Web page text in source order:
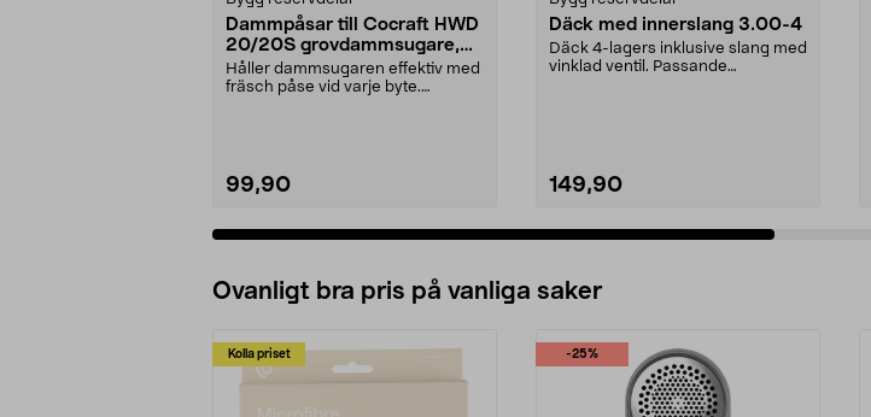
Dammpåsar till Cocraft HWD
20/20S grovdammsugare,
5-pack
Håller dammsugaren effektiv med
fräsch påse vid varje byte.
99,90
Däck med innerslang 3.00-4
Däck 4-lagers inklusive slang med
vinklad ventil. Passande
149,90
Ovanligt bra pris på vanliga saker
Kolla priset -25%